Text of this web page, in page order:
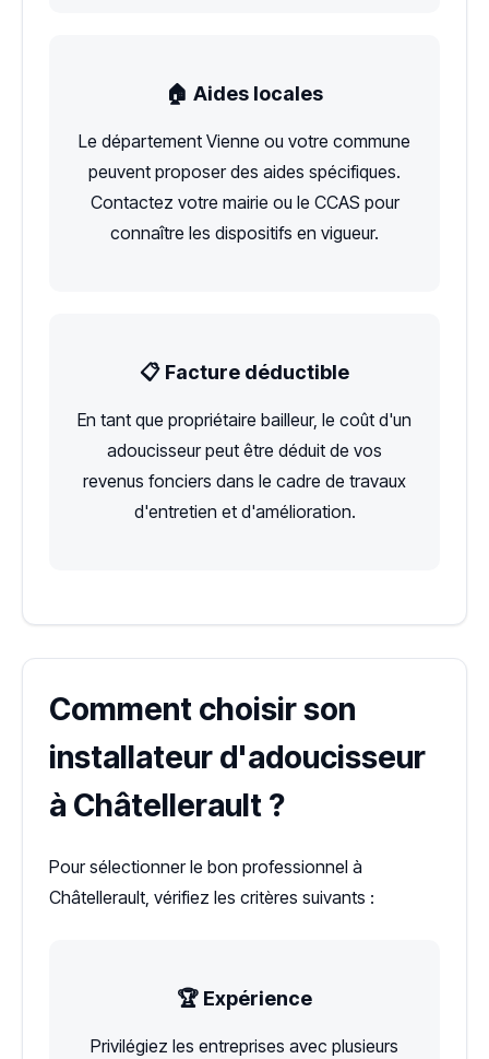
🏠 Aides locales
Le département Vienne ou votre commune
peuvent proposer des aides spécifiques.
Contactez votre mairie ou le CCAS pour
connaître les dispositifs en vigueur.
📋 Facture déductible
En tant que propriétaire bailleur, le coût d'un
adoucisseur peut être déduit de vos
revenus fonciers dans le cadre de travaux
d'entretien et d'amélioration.
Comment choisir son
installateur d'adoucisseur
à Châtellerault ?
Pour sélectionner le bon professionnel à
Châtellerault, vérifiez les critères suivants :
🏆 Expérience
Privilégiez les entreprises avec plusieurs